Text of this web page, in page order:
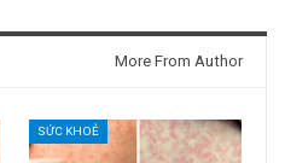
More From Author
SỨC KHOẺ